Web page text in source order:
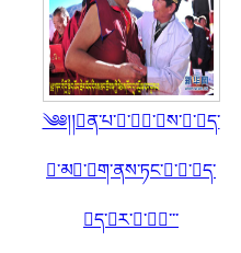
༄༅།།ན་པ་་་ས་་ད་
་མ་ག་ནས་ཏང་་་ད་
ད་ར་་་་་